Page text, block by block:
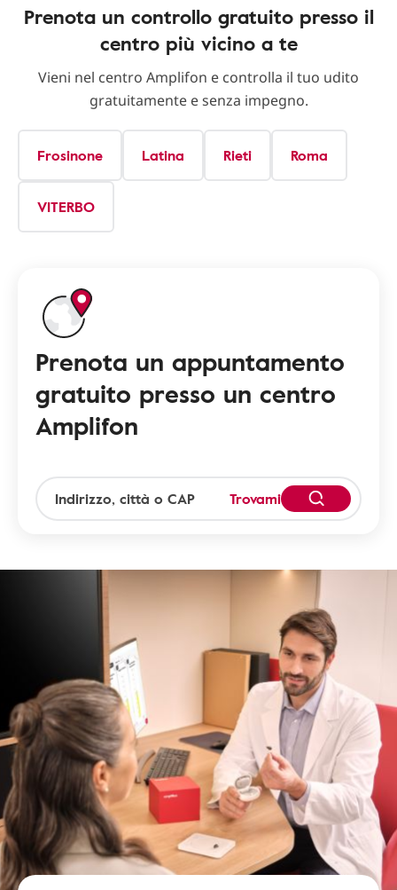
Prenota un controllo gratuito presso il
centro più vicino a te
Vieni nel centro Amplifon e controlla il tuo udito
gratuitamente e senza impegno.
Frosinone Latina Rieti Roma
VITERBO
Prenota un appuntamento
gratuito presso un centro
Amplifon
Trovami